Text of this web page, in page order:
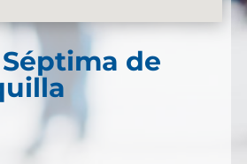
de